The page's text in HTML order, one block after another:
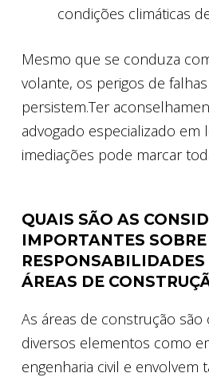
condições climáticas
Mesmo que se conduza
volante, os perigos de
persistem.Ter
advogado especializado em
imediações pode marcar
QUAIS SÃO AS
IMPORTANTES SOBRE
RESPONSABILIDADES
ÁREAS DE
As áreas de construção
diversos elementos como
engenharia civil e envolvem